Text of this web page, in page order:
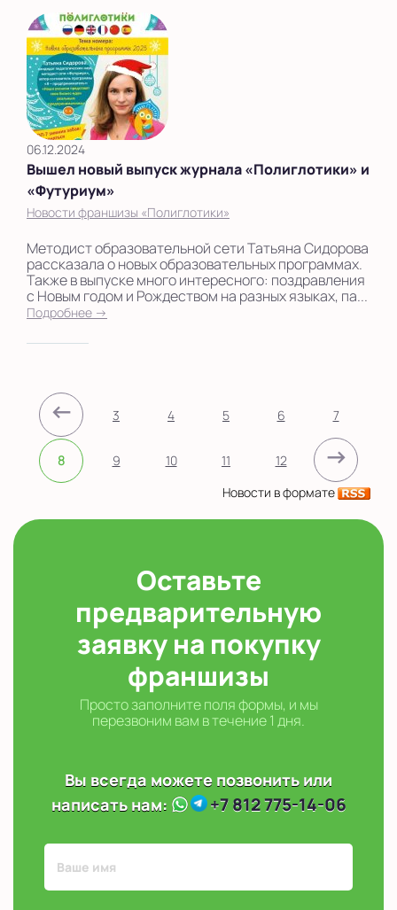
06.12.2024
Вышел новый выпуск журнала «Полиглотики» и
«Футуриум»
Новости франшизы «Полиглотики»
Методист образовательной сети Татьяна Сидорова
рассказала о новых образовательных программах.
Также в выпуске много интересного: поздравления
с Новым годом и Рождеством на разных языках, па...
Подробнее →
← 3 4 5 6 7
8 9 10 11 12 →
Новости в формате
Оставьте
предварительную
заявку на покупку
франшизы
Просто заполните поля формы, и мы
перезвоним вам в течение 1 дня.
Вы всегда можете позвонить или
написать нам:
+7 812 775-14-06